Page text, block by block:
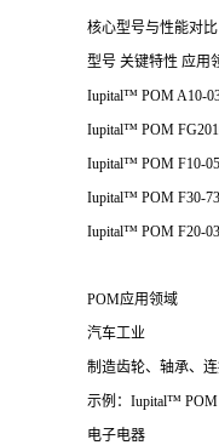
核心型号与性能对比
型号 关键特性 应用
Iupital™ POM A10-
Iupital™ POM
Iupital™ POM F10-
Iupital™ POM F30-
Iupital™ POM F20-
POM应用领域
汽车工业
制造齿轮、轴承、
示例：Iupital™ POM
电子电器